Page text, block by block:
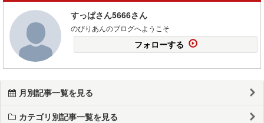
すっぱさん5666さん
のびりあんのブログへようこそ
フォローする
月別記事一覧を見る
カテゴリ別記事一覧を見る